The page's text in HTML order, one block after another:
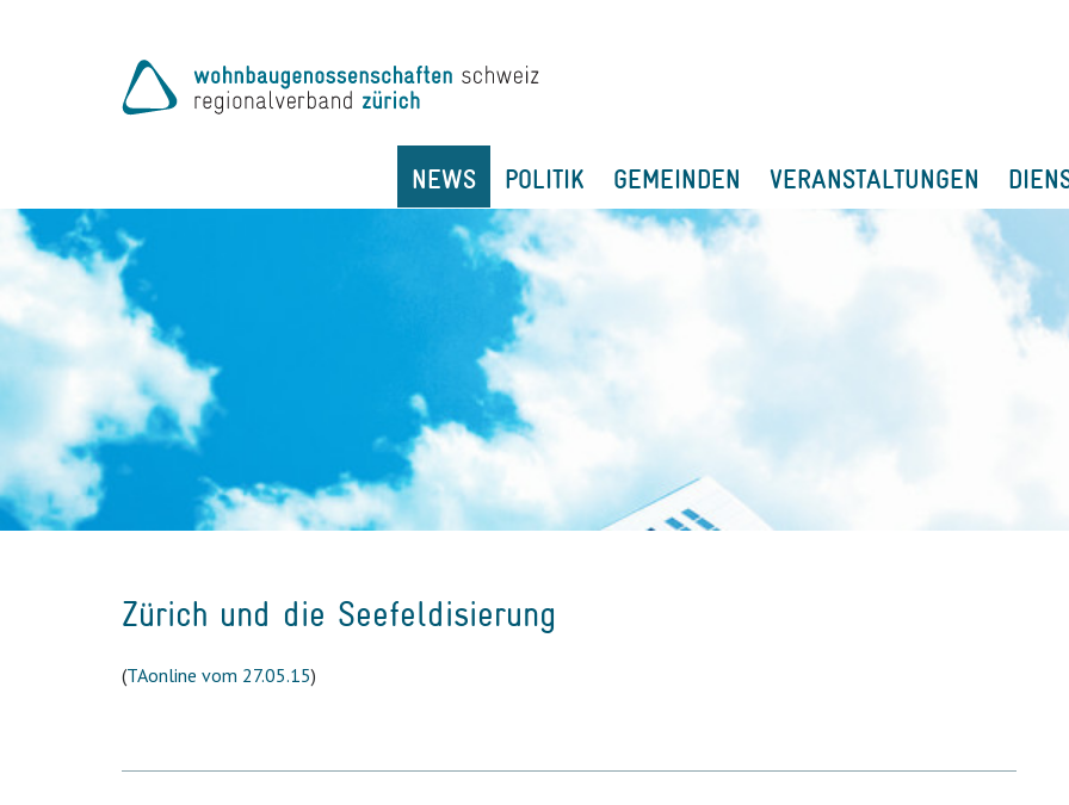
NEWS POLITIK GEMEINDEN VERANSTALTUNGEN
Zürich und die Seefeldisierung
(TAonline vom 27.05.15)